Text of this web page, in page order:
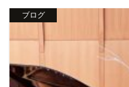
ブログ